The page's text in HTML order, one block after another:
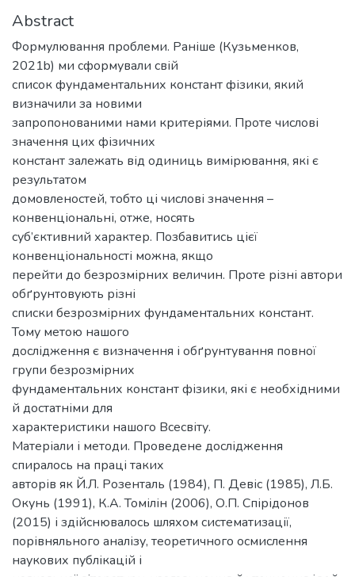
Abstract
Формулювання проблеми. Раніше (Кузьменков,
2021b) ми сформували свій
список фундаментальних констант фізики, який
визначили за новими
запропонованими нами критеріями. Проте числові
значення цих фізичних
констант залежать від одиниць вимірювання, які є
результатом
домовленостей, тобто ці числові значення –
конвенціональні, отже, носять
суб’єктивний характер. Позбавитись цієї
конвенціональності можна, якщо
перейти до безрозмірних величин. Проте різні автори
обґрунтовують різні
списки безрозмірних фундаментальних констант.
Тому метою нашого
дослідження є визначення і обґрунтування повної
групи безрозмірних
фундаментальних констант фізики, які є необхідними
й достатніми для
характеристики нашого Всесвіту.
Матеріали і методи. Проведене дослідження
спиралось на праці таких
авторів як Й.Л. Розенталь (1984), П. Девіс (1985), Л.Б.
Окунь (1991), К.А. Томілін (2006), О.П. Спірідонов
(2015) і здійснювалось шляхом систематизації,
порівняльного аналізу, теоретичного осмислення
наукових публікацій і